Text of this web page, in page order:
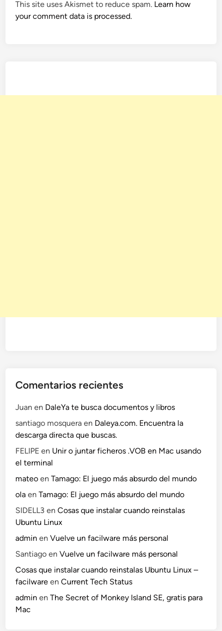
This site uses Akismet to reduce spam. Learn how
your comment data is processed.
Comentarios recientes
Juan en DaleYa te busca documentos y libros
santiago mosquera en Daleya.com. Encuentra la
descarga directa que buscas.
FELIPE en Unir o juntar ficheros .VOB en Mac usando
el terminal
mateo enTamago: El juego más absurdo del mundo
ola enTamago: El juego más absurdo del mundo
SIDELL3 enCosas que instalar cuando reinstalas
Ubuntu Linux
admin enVuelve un facilware más personal
Santiago enVuelve un facilware más personal
Cosas que instalar cuando reinstalas Ubuntu Linux –
facilware enCurrent Tech Status
admin enThe Secret of Monkey Island SE, gratis para
Mac